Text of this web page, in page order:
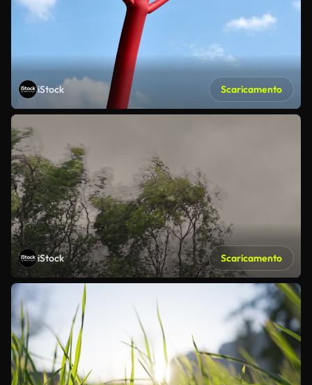
iStock Scaricamento
iStock Scaricamento